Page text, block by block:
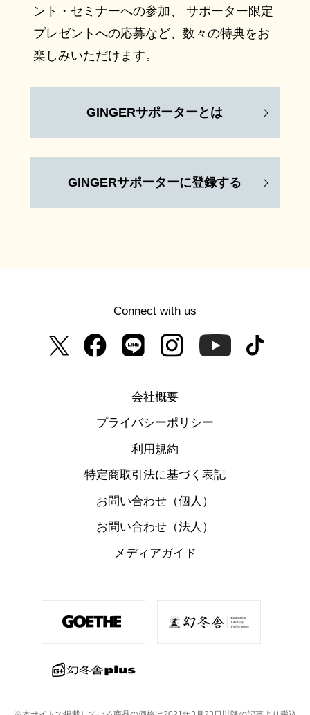
ント・セミナーへの参加、 サポーター限定
プレゼントへの応募など、数々の特典をお
楽しみいただけます。
GINGERサポーターとは
GINGERサポーターに登録する
Connect with us
会社概要
プライバシーポリシー
利用規約
特定商取引法に基づく表記
お問い合わせ（個人）
お問い合わせ（法人）
メディアガイド